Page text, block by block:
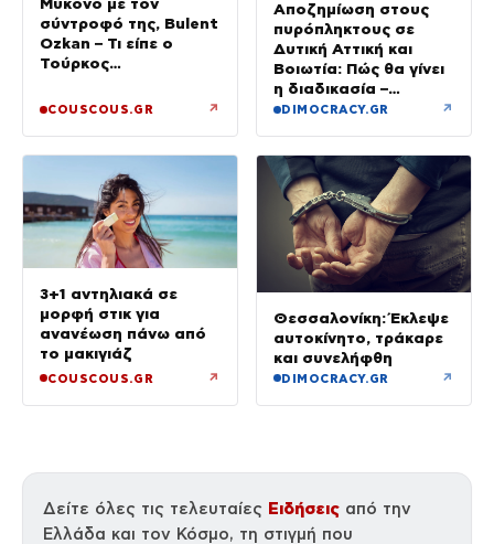
σύντροφό της, Bulent
Ozkan – Τι είπε ο
Τούρκος
κάμερα
COUSCOUS.GR ↗
Αποζημίωση στους
πυρόπληκτους σε
Δυτική Αττική και
Βοιωτία: Πώς θα γίνει
η διαδικασία –
Ξεκινούν τη Δευτέρα
DIMOCRACY.GR ↗
3+1 αντηλιακά σε
μορφή στικ για
ανανέωση πάνω από
το μακιγιάζ
COUSCOUS.GR ↗
Θεσσαλονίκη: Έκλεψε
αυτοκίνητο, τράκαρε
και συνελήφθη
DIMOCRACY.GR ↗
Δείτε όλες τις τελευταίες Ειδήσεις από την
Ελλάδα και τον Κόσμο, τη στιγμή που